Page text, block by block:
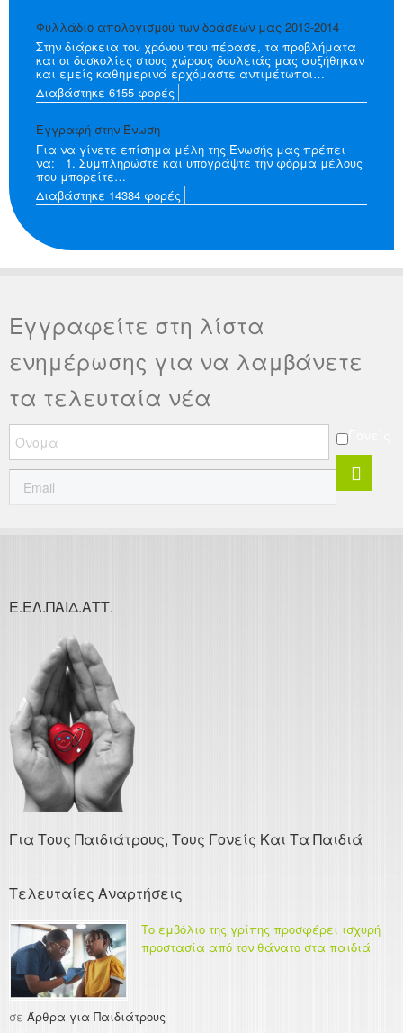
Φυλλάδιο απολογισμού των δράσεών μας 2013-2014
Στην διάρκεια του χρόνου που πέρασε, τα προβλήματα
και οι δυσκολίες στους χώρους δουλειάς μας αυξήθηκαν
και εμείς καθημερινά ερχόμαστε αντιμέτωποι…
Διαβάστηκε 6155 φορές
Εγγραφή στην Ένωση
Για να γίνετε επίσημα μέλη της Ένωσής μας πρέπει
να: 1. Συμπληρώστε και υπογράψτε την φόρμα μέλους
που μπορείτε…
Διαβάστηκε 14384 φορές
Εγγραφείτε στη λίστα
ενημέρωσης για να λαμβάνετε
τα τελευταία νέα
Γονείς
Ε.ΕΛ.ΠΑΙΔ.ΑΤΤ.
Για Τους Παιδιάτρους, Τους Γονείς Και Τα Παιδιά
Τελευταίες Αναρτήσεις
Το εμβόλιο της γρίπης προσφέρει ισχυρή
προστασία από τον θάνατο στα παιδιά
σε Άρθρα για Παιδιάτρους